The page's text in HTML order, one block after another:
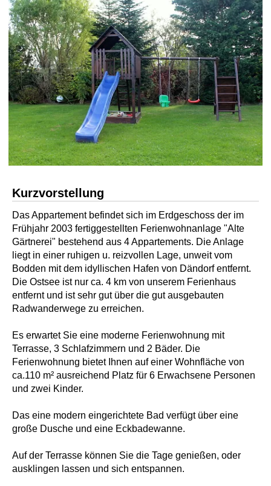
Kurzvorstellung
Das Appartement befindet sich im Erdgeschoss der im
Frühjahr 2003 fertiggestellten Ferienwohnanlage "Alte
Gärtnerei" bestehend aus 4 Appartements. Die Anlage
liegt in einer ruhigen u. reizvollen Lage, unweit vom
Bodden mit dem idyllischen Hafen von Dändorf entfernt.
Die Ostsee ist nur ca. 4 km von unserem Ferienhaus
entfernt und ist sehr gut über die gut ausgebauten
Radwanderwege zu erreichen.
Es erwartet Sie eine moderne Ferienwohnung mit
Terrasse, 3 Schlafzimmern und 2 Bäder. Die
Ferienwohnung bietet Ihnen auf einer Wohnfläche von
ca.110 m² ausreichend Platz für 6 Erwachsene Personen
und zwei Kinder.
Das eine modern eingerichtete Bad verfügt über eine
große Dusche und eine Eckbadewanne.
Auf der Terrasse können Sie die Tage genießen, oder
ausklingen lassen und sich entspannen.